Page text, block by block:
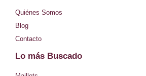
t
a
g
r
Quiénes Somos
Blog
Contacto
Lo más Buscado